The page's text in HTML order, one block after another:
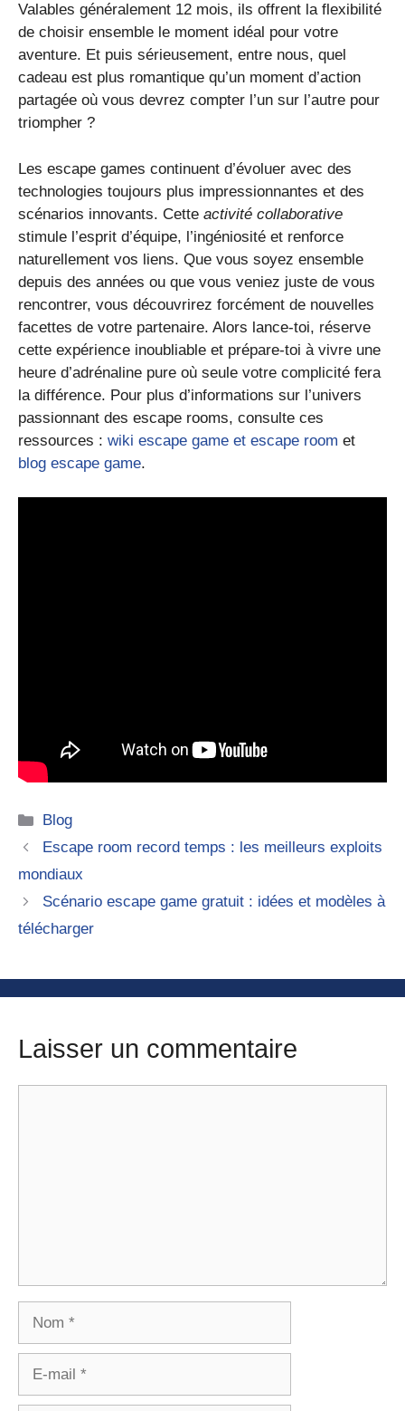
Valables généralement 12 mois, ils offrent la flexibilité
de choisir ensemble le moment idéal pour votre
aventure. Et puis sérieusement, entre nous, quel
cadeau est plus romantique qu’un moment d’action
partagée où vous devrez compter l’un sur l’autre pour
triompher ?
Les escape games continuent d’évoluer avec des
technologies toujours plus impressionnantes et des
scénarios innovants. Cette activité collaborative
stimule l’esprit d’équipe, l’ingéniosité et renforce
naturellement vos liens. Que vous soyez ensemble
depuis des années ou que vous veniez juste de vous
rencontrer, vous découvrirez forcément de nouvelles
facettes de votre partenaire. Alors lance-toi, réserve
cette expérience inoubliable et prépare-toi à vivre une
heure d’adrénaline pure où seule votre complicité fera
la différence. Pour plus d’informations sur l’univers
passionnant des escape rooms, consulte ces
ressources : wiki escape game et escape room et
blog escape game.
Catégories
Blog
Escape room record temps : les meilleurs exploits
mondiaux
Scénario escape game gratuit : idées et modèles à
télécharger
Laisser un commentaire